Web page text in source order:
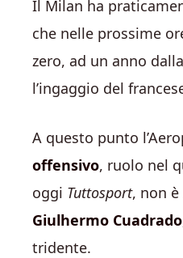
Il Milan ha
che nelle prossime
zero, ad un anno
l’ingaggio del
A questo punto
offensivo, ruolo nel
oggi Tuttosport, non
Giulhermo Cuadrado
tridente.